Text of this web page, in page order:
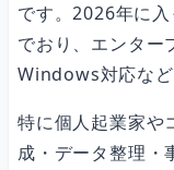
です。2026年に
でおり、エンター
Windows対応など
特に個人起業家や
成・データ整理・